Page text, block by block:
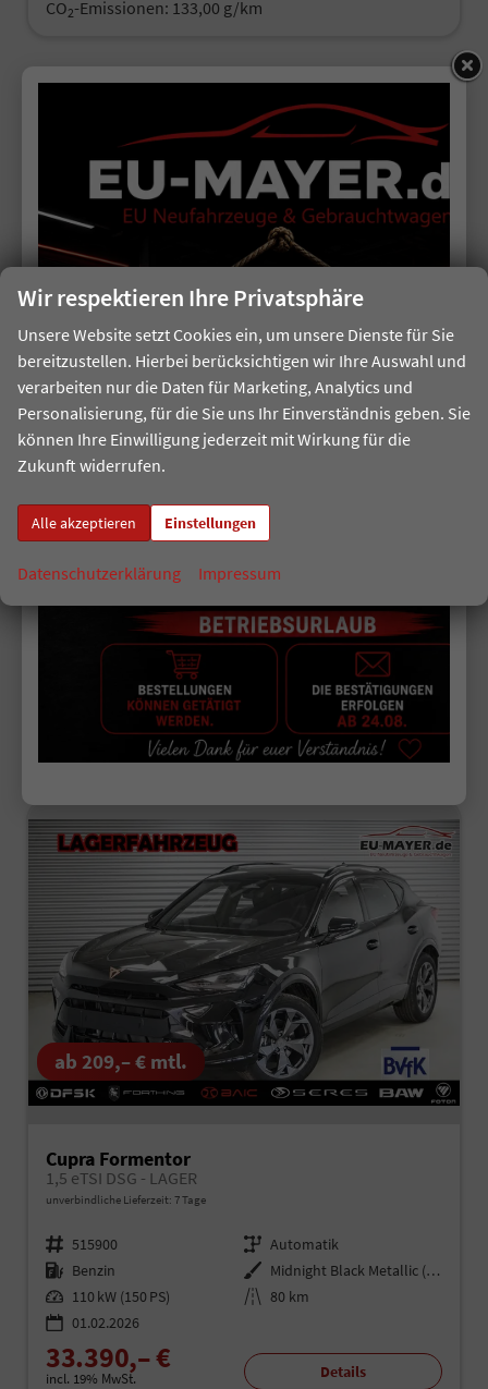
CO2-Emissionen: 133,00 g/km
ab 209,– € mtl.
Cupra Formentor
eTSI AHK EdgeP SHZ eHK Kessy Kam 3ZCli
unverbindliche Lieferzeit:
Fahrzeugnr. 523440 Getriebe
KraftstoffBenzin Außenfarbe
Leistung 110 kW (150 PS) Kilometerstand 10 km
33.297,– €
incl. 19% MwSt.
30,9%
Details
Verbrauch kombiniert:5,90 l/100km
-Klasse:D
-Emissionen:133,00 g/km
ab 209,– € mtl.
Cupra Formentor
1,5 eTSI DSG - LAGER
unverbindliche Lieferzeit: 7 Tage
Fahrzeugnr. 515900 Getriebe Automatik
Kraftstoff Benzin Außenfarbe
Midnight Black Metallic (0E)
Leistung 110 kW (150 PS) Kilometerstand 80 km
01.02.2026
33.390,– €
incl. 19% MwSt. Details
Wir respektieren Ihre Privatsphäre
Unsere Website setzt Cookies ein, um unsere Dienste für Sie
bereitzustellen. Hierbei berücksichtigen wir Ihre Auswahl und
verarbeiten nur die Daten für Marketing, Analytics und
Personalisierung, für die Sie uns Ihr Einverständnis geben. Sie
können Ihre Einwilligung jederzeit mit Wirkung für die
Zukunft widerrufen.
Alle akzeptieren Einstellungen
Datenschutzerklärung Impressum